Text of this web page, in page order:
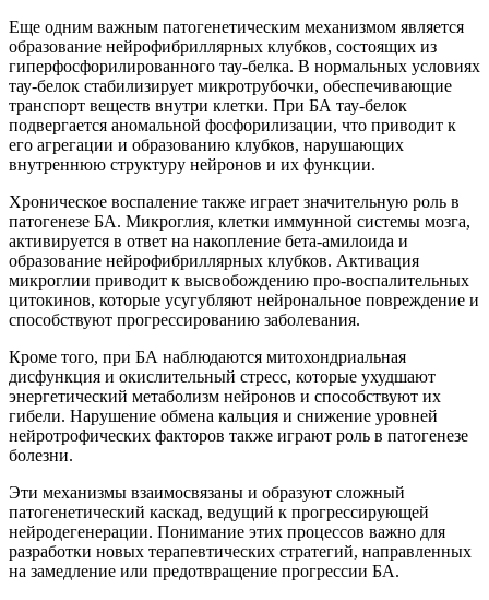
Еще одним важным патогенетическим механизмом является
образование нейрофибриллярных клубков, состоящих из
гиперфосфорилированного тау-белка. В нормальных условиях
тау-белок стабилизирует микротрубочки, обеспечивающие
транспорт веществ внутри клетки. При БА тау-белок
подвергается аномальной фосфорилизации, что приводит к
его агрегации и образованию клубков, нарушающих
внутреннюю структуру нейронов и их функции.
Хроническое воспаление также играет значительную роль в
патогенезе БА. Микроглия, клетки иммунной системы мозга,
активируется в ответ на накопление бета-амилоида и
образование нейрофибриллярных клубков. Активация
микроглии приводит к высвобождению про-воспалительных
цитокинов, которые усугубляют нейрональное повреждение и
способствуют прогрессированию заболевания.
Кроме того, при БА наблюдаются митохондриальная
дисфункция и окислительный стресс, которые ухудшают
энергетический метаболизм нейронов и способствуют их
гибели. Нарушение обмена кальция и снижение уровней
нейротрофических факторов также играют роль в патогенезе
болезни.
Эти механизмы взаимосвязаны и образуют сложный
патогенетический каскад, ведущий к прогрессирующей
нейродегенерации. Понимание этих процессов важно для
разработки новых терапевтических стратегий, направленных
на замедление или предотвращение прогрессии БА.